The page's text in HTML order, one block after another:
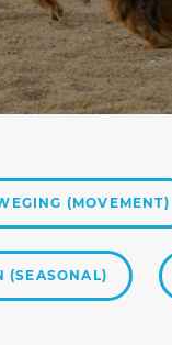
voor de deur. In
langere
zwemmen,
(MOVEMENT)
(SEASONAL)